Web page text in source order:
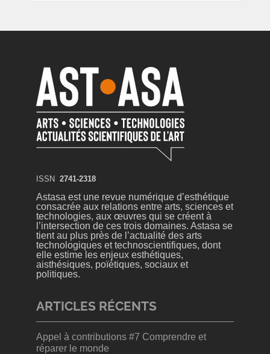
ISSN 2741-2318
Astasa est une revue numérique d’esthétique
consacrée aux relations entre arts, sciences et
technologies, aux œuvres qui se créent à
l’intersection de ces trois domaines. Astasa se
tient au plus près de l’actualité des arts
technologiques et technoscientifiques, dont
elle estime les enjeux esthétiques,
aisthésiques, poïétiques, sociaux et
politiques.
ARTICLES RÉCENTS
Appel à contributions #7 Comprendre et
réparer le monde